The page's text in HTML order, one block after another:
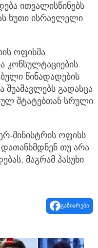
ითვალისწინებს
ხუთი ისრაელელი
ოფისმა
კონსულტაციების
წინადადების
გადასცა
შტატებთან სრული
მინისტრის ოფისს
დათანხმდნენ თუ არა
მაგრამ პასუხი
გაზიარება